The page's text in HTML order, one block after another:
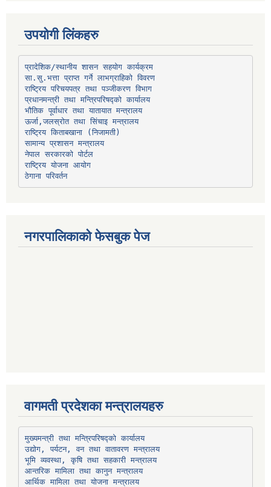
उपयोगी लिंकहरु
प्रादेशिक/स्थानीय शासन सहयोग कार्यक्रम
सा.सु.भत्ता प्राप्त गर्ने लाभग्राहिको विवरण
राष्ट्रिय परिचयपत्र तथा पञ्‍जीकरण विभाग
प्रधानमन्त्री तथा मन्त्रिपरिषद्को कार्यालय
भौतिक पूर्वाधार तथा यातायात मन्त्रालय
ऊर्जा,जलस्रोत तथा सिंचाइ मन्त्रालय
सामान्य प्रशासन मन्त्रालय
नेपाल सरकारको पोर्टल
राष्ट्रिय योजना आयोग
ठेगाना परिवर्तन
नगरपालिकाको फेसबुक पेज
वागमती प्रदेशका मन्त्रालयहरु
मुख्यमन्त्री तथा मन्त्रिपरिषद्को कार्यालय
उद्योग, पर्यटन, वन तथा वातावरण मन्त्रालय
भूमि व्यवस्था, कृषि तथा सहकारी मन्त्रालय
आन्तरिक मामिला तथा कानुन मन्त्रालय
आर्थिक मामिला तथा योजना मन्त्रालय